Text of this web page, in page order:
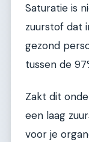
Saturatie is
zuurstof dat
gezond
tussen de
Zakt dit
een laag
voor je